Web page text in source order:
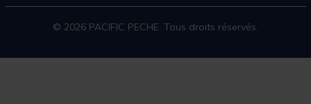
© 2026 PACIFIC PECHE. Tous droits réservés.